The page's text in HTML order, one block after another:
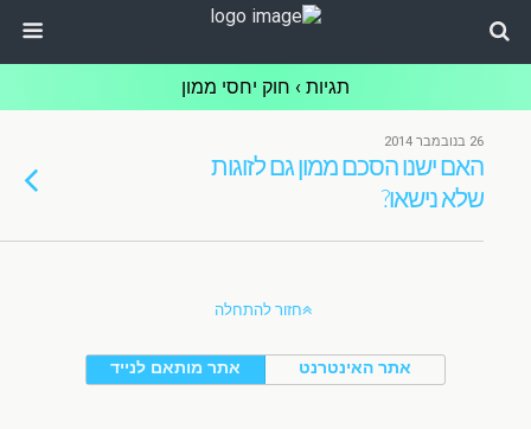
תגיות › חוק יחסי ממון
26 בנובמבר 2014
האם ישנו הסכם ממון גם לזוגות
שלא נישאו?
חזור להתחלה
אתר מותאם לנייד אתר האינטרנט